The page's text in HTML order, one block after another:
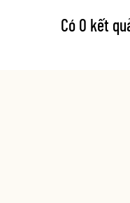
Có 0 kết